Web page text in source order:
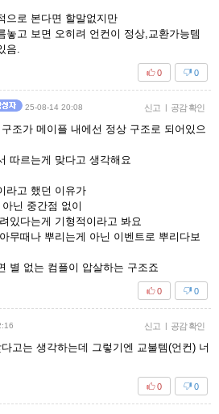
으로 본다면 할말없지만
놓고 보면 오히려 언컨이 정상,교환가능템
음.
0
0
25-08-14 20:08 신고 | 공감 확인
조가 메이플 내에선 정상 구조로 되어있으
따르는게 맞다고 생각해요
라고 했던 이유가
닌 중간점 없이
있다는게 기형적이라고 봐요
무때나 뿌리는게 아닌 이벤트로 뿌리다보
별 없는 컴플이 압살하는 구조죠
0
0
신고 | 공감 확인
고는 생각하는데 그렇기엔 교불템(언컨) 너
0
0